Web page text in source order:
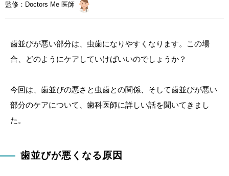
監修：Doctors Me 医師
歯並びが悪い部分は、虫歯になりやすくなります。この場
合、どのようにケアしていけばいいのでしょうか？
今回は、歯並びの悪さと虫歯との関係、そして歯並びが悪い
部分のケアについて、歯科医師に詳しい話を聞いてきまし
た。
歯並びが悪くなる原因